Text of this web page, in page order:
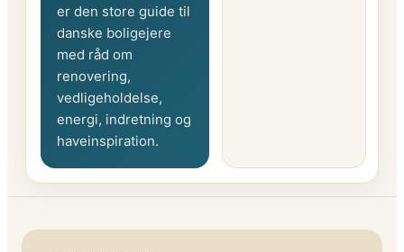
er den store guide til
danske boligejere
med råd om
renovering,
vedligeholdelse,
energi, indretning og
haveinspiration.